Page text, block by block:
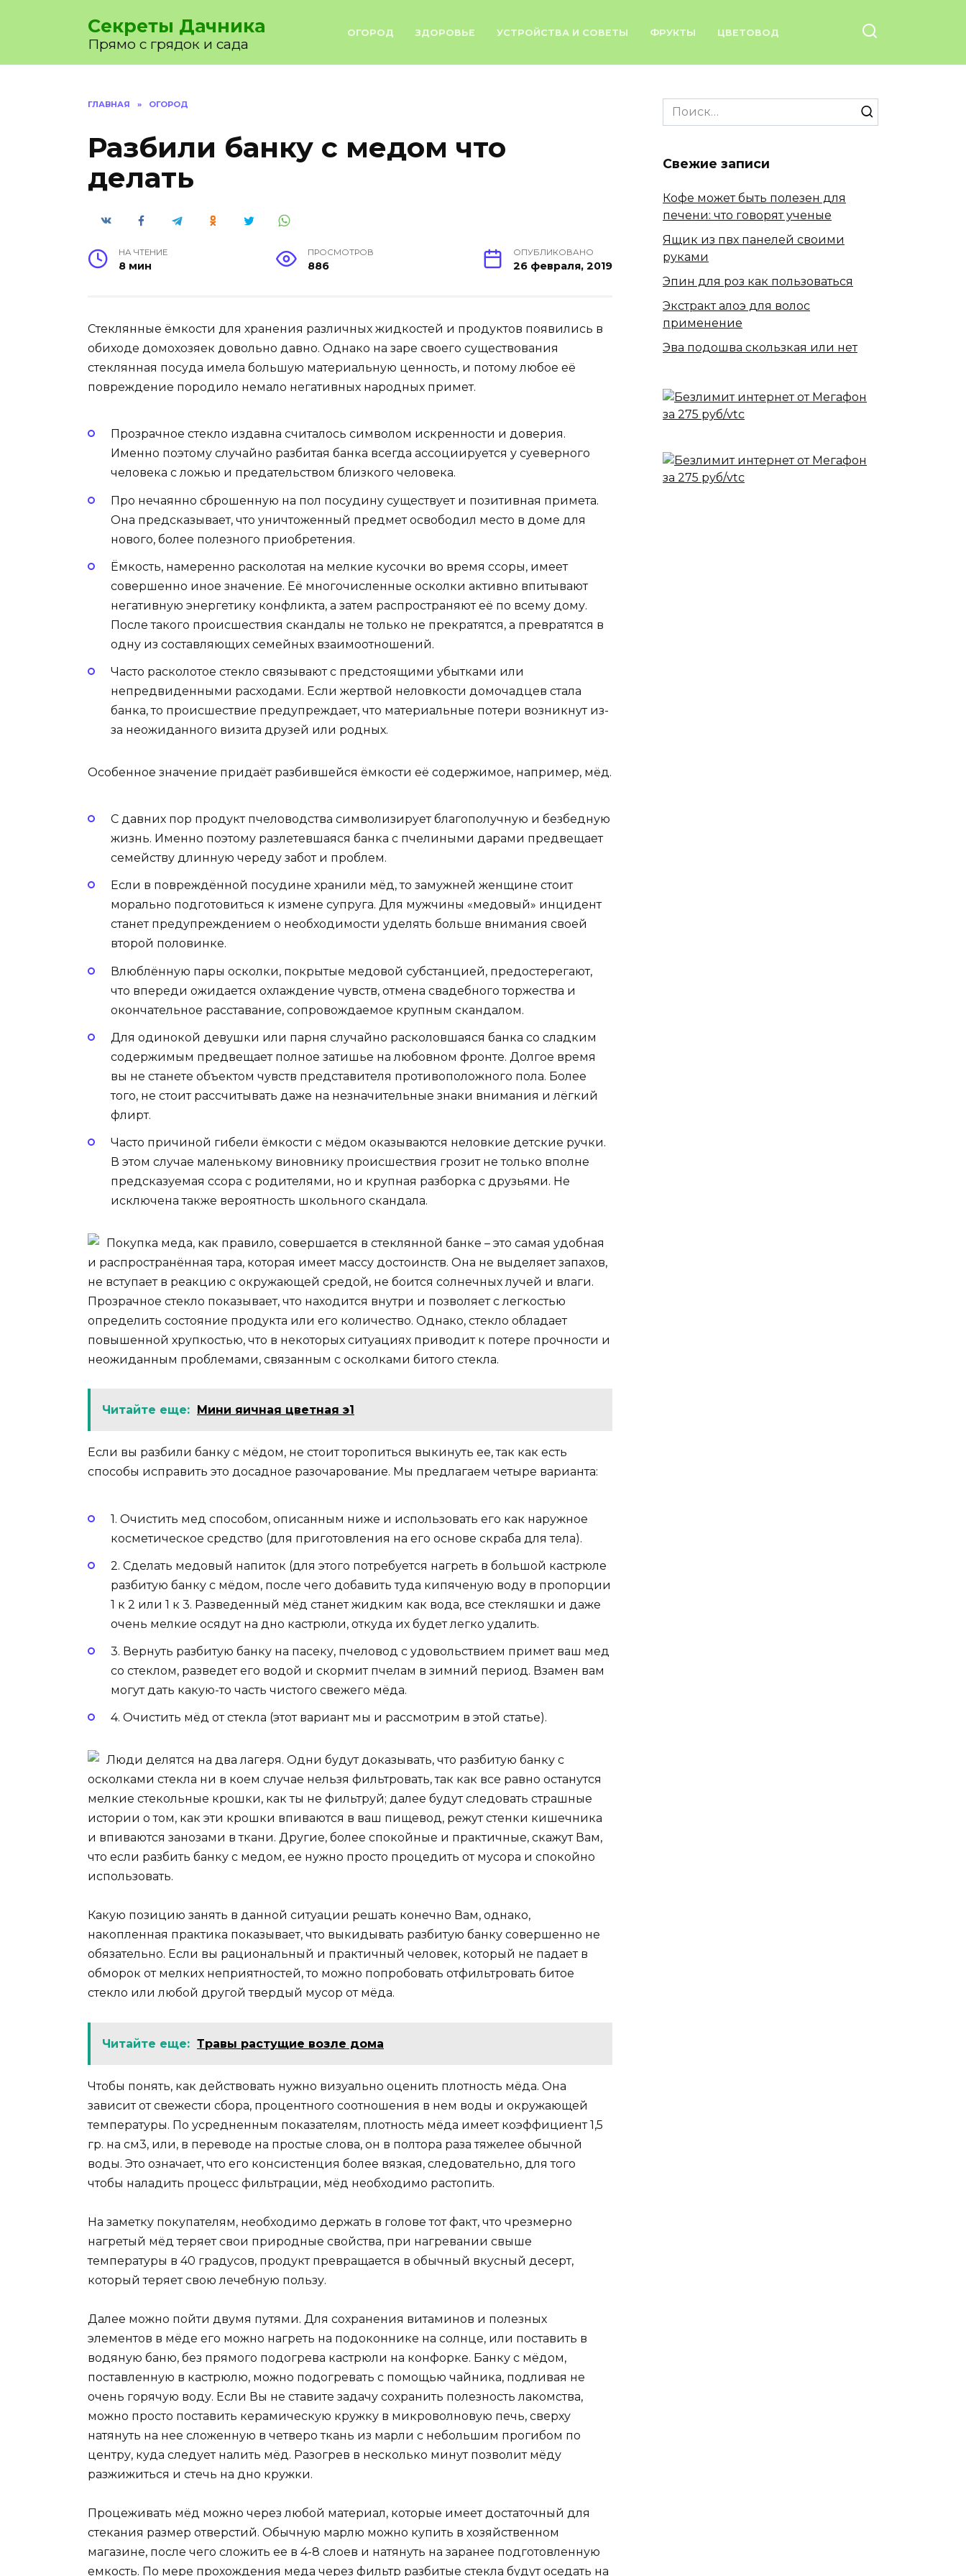
Секреты Дачника
Прямо с грядок и сада
ОГОРОД ЗДОРОВЬЕ УСТРОЙСТВА И СОВЕТЫ ФРУКТЫ ЦВЕТОВОД
ГЛАВНАЯ » ОГОРОД
Разбили банку с медом что
делать
НА ЧТЕНИЕ
8 мин
ПРОСМОТРОВ
886
ОПУБЛИКОВАНО
26 февраля, 2019
Стеклянные ёмкости для хранения различных жидкостей и продуктов появились в
обиходе домохозяек довольно давно. Однако на заре своего существования
стеклянная посуда имела большую материальную ценность, и потому любое её
повреждение породило немало негативных народных примет.
Прозрачное стекло издавна считалось символом искренности и доверия.
Именно поэтому случайно разбитая банка всегда ассоциируется у суеверного
человека с ложью и предательством близкого человека.
Про нечаянно сброшенную на пол посудину существует и позитивная примета.
Она предсказывает, что уничтоженный предмет освободил место в доме для
нового, более полезного приобретения.
Ёмкость, намеренно расколотая на мелкие кусочки во время ссоры, имеет
совершенно иное значение. Её многочисленные осколки активно впитывают
негативную энергетику конфликта, а затем распространяют её по всему дому.
После такого происшествия скандалы не только не прекратятся, а превратятся в
одну из составляющих семейных взаимоотношений.
Часто расколотое стекло связывают с предстоящими убытками или
непредвиденными расходами. Если жертвой неловкости домочадцев стала
банка, то происшествие предупреждает, что материальные потери возникнут из-
за неожиданного визита друзей или родных.
Особенное значение придаёт разбившейся ёмкости её содержимое, например, мёд.
С давних пор продукт пчеловодства символизирует благополучную и безбедную
жизнь. Именно поэтому разлетевшаяся банка с пчелиными дарами предвещает
семейству длинную череду забот и проблем.
Если в повреждённой посудине хранили мёд, то замужней женщине стоит
морально подготовиться к измене супруга. Для мужчины «медовый» инцидент
станет предупреждением о необходимости уделять больше внимания своей
второй половинке.
Влюблённую пары осколки, покрытые медовой субстанцией, предостерегают,
что впереди ожидается охлаждение чувств, отмена свадебного торжества и
окончательное расставание, сопровождаемое крупным скандалом.
Для одинокой девушки или парня случайно расколовшаяся банка со сладким
содержимым предвещает полное затишье на любовном фронте. Долгое время
вы не станете объектом чувств представителя противоположного пола. Более
того, не стоит рассчитывать даже на незначительные знаки внимания и лёгкий
флирт.
Часто причиной гибели ёмкости с мёдом оказываются неловкие детские ручки.
В этом случае маленькому виновнику происшествия грозит не только вполне
предсказуемая ссора с родителями, но и крупная разборка с друзьями. Не
исключена также вероятность школьного скандала.
Покупка меда, как правило, совершается в стеклянной банке – это самая удобная
и распространённая тара, которая имеет массу достоинств. Она не выделяет запахов,
не вступает в реакцию с окружающей средой, не боится солнечных лучей и влаги.
Прозрачное стекло показывает, что находится внутри и позволяет с легкостью
определить состояние продукта или его количество. Однако, стекло обладает
повышенной хрупкостью, что в некоторых ситуациях приводит к потере прочности и
неожиданным проблемами, связанным с осколками битого стекла.
Читайте еще: Мини яичная цветная э1
Если вы разбили банку с мёдом, не стоит торопиться выкинуть ее, так как есть
способы исправить это досадное разочарование. Мы предлагаем четыре варианта:
1. Очистить мед способом, описанным ниже и использовать его как наружное
косметическое средство (для приготовления на его основе скраба для тела).
2. Сделать медовый напиток (для этого потребуется нагреть в большой кастрюле
разбитую банку с мёдом, после чего добавить туда кипяченую воду в пропорции
1 к 2 или 1 к 3. Разведенный мёд станет жидким как вода, все стекляшки и даже
очень мелкие осядут на дно кастрюли, откуда их будет легко удалить.
3. Вернуть разбитую банку на пасеку, пчеловод с удовольствием примет ваш мед
со стеклом, разведет его водой и скормит пчелам в зимний период. Взамен вам
могут дать какую-то часть чистого свежего мёда.
4. Очистить мёд от стекла (этот вариант мы и рассмотрим в этой статье).
Люди делятся на два лагеря. Одни будут доказывать, что разбитую банку с
осколками стекла ни в коем случае нельзя фильтровать, так как все равно останутся
мелкие стекольные крошки, как ты не фильтруй; далее будут следовать страшные
истории о том, как эти крошки впиваются в ваш пищевод, режут стенки кишечника
и впиваются занозами в ткани. Другие, более спокойные и практичные, скажут Вам,
что если разбить банку с медом, ее нужно просто процедить от мусора и спокойно
использовать.
Какую позицию занять в данной ситуации решать конечно Вам, однако,
накопленная практика показывает, что выкидывать разбитую банку совершенно не
обязательно. Если вы рациональный и практичный человек, который не падает в
обморок от мелких неприятностей, то можно попробовать отфильтровать битое
стекло или любой другой твердый мусор от мёда.
Читайте еще: Травы растущие возле дома
Чтобы понять, как действовать нужно визуально оценить плотность мёда. Она
зависит от свежести сбора, процентного соотношения в нем воды и окружающей
температуры. По усредненным показателям, плотность мёда имеет коэффициент 1,5
гр. на см3, или, в переводе на простые слова, он в полтора раза тяжелее обычной
воды. Это означает, что его консистенция более вязкая, следовательно, для того
чтобы наладить процесс фильтрации, мёд необходимо растопить.
На заметку покупателям, необходимо держать в голове тот факт, что чрезмерно
нагретый мёд теряет свои природные свойства, при нагревании свыше
температуры в 40 градусов, продукт превращается в обычный вкусный десерт,
который теряет свою лечебную пользу.
Далее можно пойти двумя путями. Для сохранения витаминов и полезных
элементов в мёде его можно нагреть на подоконнике на солнце, или поставить в
водяную баню, без прямого подогрева кастрюли на конфорке. Банку с мёдом,
поставленную в кастрюлю, можно подогревать с помощью чайника, подливая не
очень горячую воду. Если Вы не ставите задачу сохранить полезность лакомства,
можно просто поставить керамическую кружку в микроволновую печь, сверху
натянуть на нее сложенную в четверо ткань из марли с небольшим прогибом по
центру, куда следует налить мёд. Разогрев в несколько минут позволит мёду
разжижиться и стечь на дно кружки.
Процеживать мёд можно через любой материал, которые имеет достаточный для
стекания размер отверстий. Обычную марлю можно купить в хозяйственном
магазине, после чего сложить ее в 4-8 слоев и натянуть на заранее подготовленную
емкость. По мере прохождения меда через фильтр разбитые стекла будут оседать на
Search
for:
Свежие записи
Кофе может быть полезен для
печени: что говорят ученые
Ящик из пвх панелей своими
руками
Эпин для роз как пользоваться
Экстракт алоэ для волос
применение
Эва подошва скользкая или нет